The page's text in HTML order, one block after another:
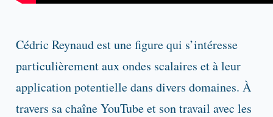
Cédric Reynaud est une figure qui s’intéresse
particulièrement aux ondes scalaires et à leur
application potentielle dans divers domaines. À
travers sa chaîne YouTube et son travail avec les